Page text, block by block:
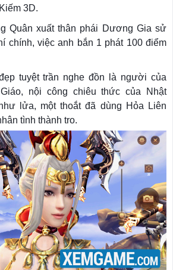
3D.
Quân xuất thân phái Dương Gia sử
chính, việc anh bắn 1 phát 100 điểm
tuyệt trần nghe đồn là người của
nội công chiêu thức của Nhật
lửa, một thoắt đã dùng Hỏa Liên
tình thành tro.